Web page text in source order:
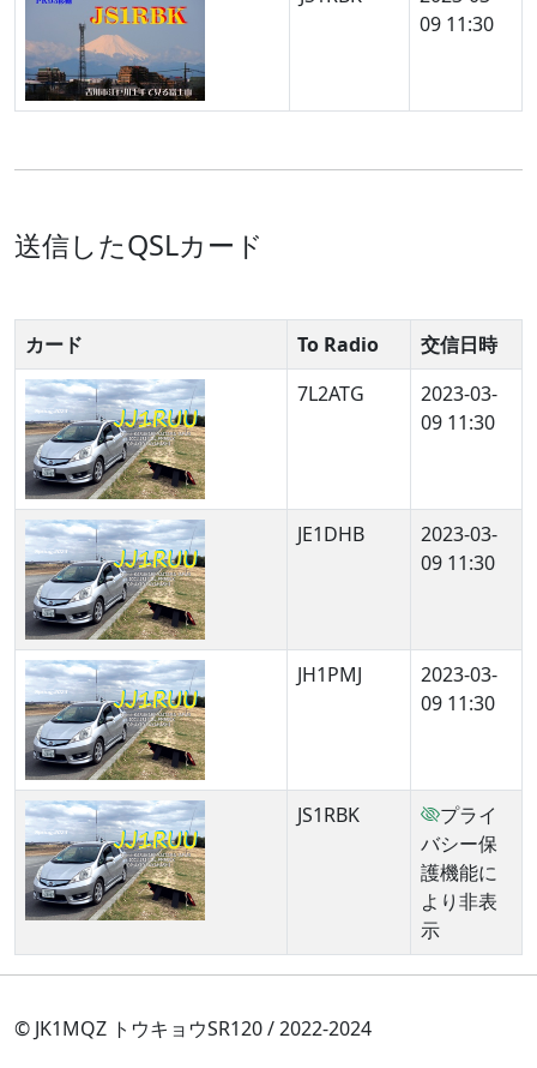
09 11:30
送信したQSLカード
カード To Radio
交信日時
7L2ATG
2023-03-
09 11:30
JE1DHB
2023-03-
09 11:30
JH1PMJ
2023-03-
09 11:30
JS1RBK
プライ
バシー保
護機能に
より非表
示
© JK1MQZ トウキョウSR120 / 2022-2024